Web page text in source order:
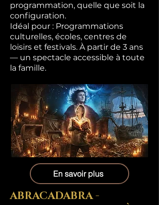
programmation, quelle que soit la
configuration.
Idéal pour : Programmations
culturelles, écoles, centres de
loisirs et festivals. À partir de 3 ans
— un spectacle accessible à toute
la famille.
En savoir plus
ABRACADABRA -